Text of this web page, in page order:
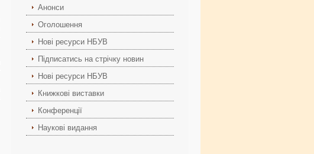
Анонси
Оголошення
Нові ресурси НБУВ
Підписатись на стрічку новин
Нові ресурси НБУВ
Книжкові виставки
Конференції
Наукові видання